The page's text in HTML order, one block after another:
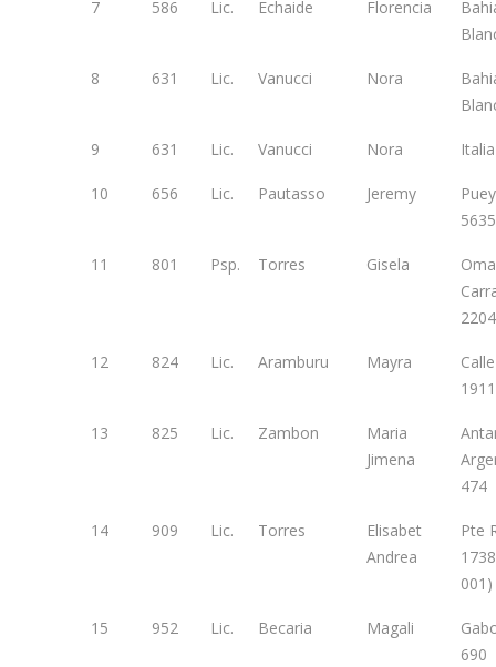
7 586 Lic. Echaide Florencia
8 631 Lic. Vanucci Nora
9 631 Lic. Vanucci Nora
10 656 Lic. Pautasso Jeremy
5635
11 801 Psp. Torres Gisela
2204
12 824 Lic. Aramburu Mayra
1911
13 825 Lic. Zambon
Maria
Jimena
474
14 909 Lic. Torres
Elisabet
Andrea
Pte
001)
15 952 Lic. Becaria Magali
690